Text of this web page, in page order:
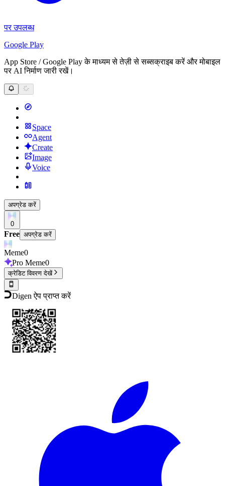
पर उपलब्ध
Google Play
App Store / Google Play के माध्यम से तेज़ी से सब्सक्राइब करें और मोबाइल
पर AI निर्माण जारी रखें।
Space
Agent
Create
Image
Voice
अपग्रेड करें
0
Free अपग्रेड करें
Meme0
Pro Meme0
क्रेडिट विवरण देखें
Digen ऐप प्राप्त करें